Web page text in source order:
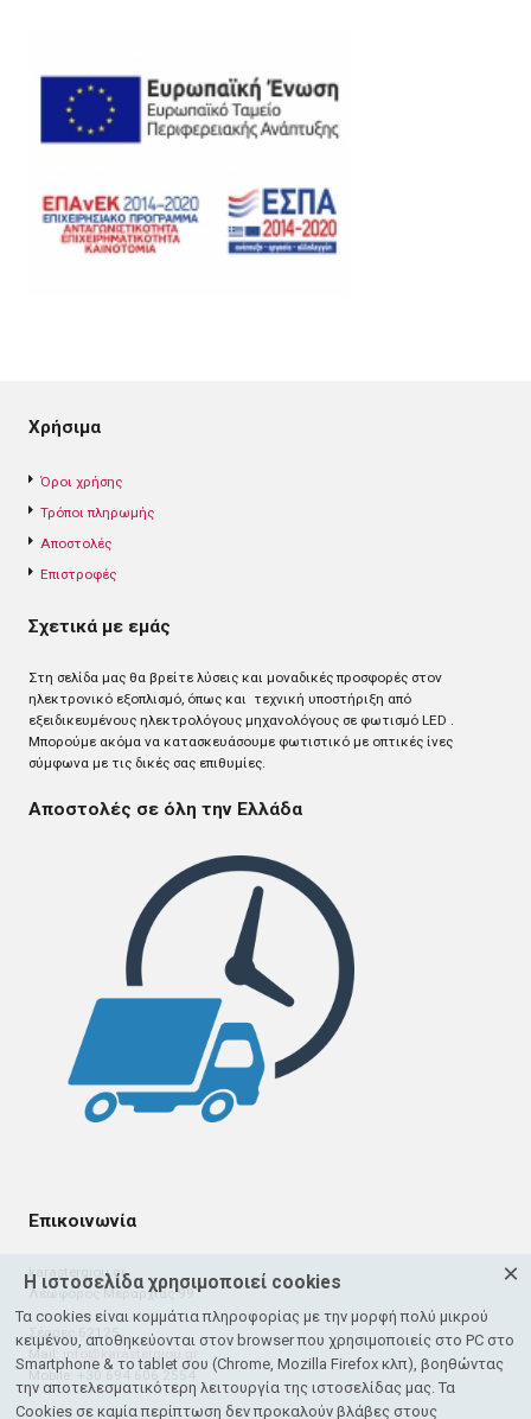
Η ιστοσελίδα χρησιμοποιεί cookies
Τα cookies είναι κομμάτια πληροφορίας με την μορφή πολύ μικρού
κειμένου, αποθηκεύονται στον browser που χρησιμοποιείς στο PC στο
Smartphone & το tablet σου (Chrome, Mozilla Firefox κλπ), βοηθώντας
την αποτελεσματικότερη λειτουργία της ιστοσελίδας μας. Τα
Cookies σε καμία περίπτωση δεν προκαλούν βλάβες στους
×
Χρήσιμα
Όροι χρήσης
Τρόποι πληρωμής
Αποστολές
Επιστροφές
Σχετικά με εμάς
Στη σελίδα μας θα βρείτε λύσεις και μοναδικές προσφορές στον
ηλεκτρονικό εξοπλισμό, όπως και τεχνική υποστήριξη από
εξειδικευμένους ηλεκτρολόγους μηχανολόγους σε φωτισμό LED .
Mπορούμε ακόμα να κατασκευάσουμε φωτιστικό με οπτικές ίνες
σύμφωνα με τις δικές σας επιθυμίες.
Αποστολές σε όλη την Ελλάδα
Επικοινωνία
karastergiou.gr
Λεωφόρος Μεραρχίας 99
Σέρρες 62125
Mail:
info@karastergiou.gr
Mobile: +30 694 606 2554